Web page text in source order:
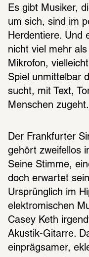
Es gibt Musiker,
um sich, sind im
Herdentiere. Und
nicht viel mehr
Mikrofon,
Spiel unmittelbar
sucht, mit Text,
Menschen zugeht.
Der Frankfurter
gehört zweifellos
Seine Stimme,
doch erwartet
Ursprünglich im
elektromischen
Casey Keth
Akustik-Gitarre.
einprägsamer,